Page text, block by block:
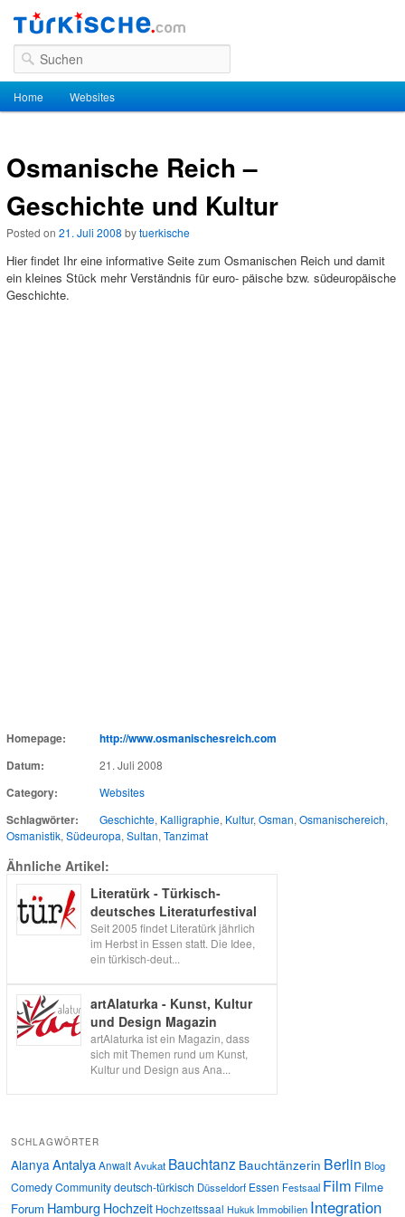
Suchen
Hauptmenü
Zum Inhalt wechseln
Zum sekundären Inhalt wechseln
Home Websites
Osmanische Reich –
Geschichte und Kultur
Posted on 21. Juli 2008 bytuerkische
Hier findet Ihr eine informative Seite zum Osmanischen Reich und damit
ein kleines Stück mehr Verständnis für euro- päische bzw. südeuropäische
Geschichte.
Homepage:
http://www.osmanischesreich.com
Datum:
21. Juli 2008
Category: Websites
Schlagwörter: Geschichte, Kalligraphie, Kultur, Osman, Osmanischereich,
Osmanistik, Südeuropa, Sultan, Tanzimat
Ähnliche Artikel:
Literatürk - Türkisch-
deutsches Literaturfestival
Seit 2005 findet Literatürk jährlich
im Herbst in Essen statt. Die Idee,
ein türkisch-deut...
artAlaturka - Kunst, Kultur
und Design Magazin
artAlaturka ist ein Magazin, dass
sich mit Themen rund um Kunst,
Kultur und Design aus Ana...
SCHLAGWÖRTER
Alanya AntalyaAnwaltAvukat Bauchtanz Bauchtänzerin Berlin Blog
ComedyCommunitydeutsch-türkisch Düsseldorf Essen Festsaal Film Filme
Forum Hamburg Hochzeit Hochzeitssaal Hukuk Immobilien Integration